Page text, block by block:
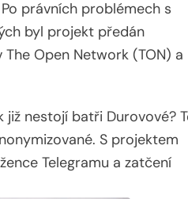
právních problémech s
byl projekt předán
Open Network (TON) a
nestojí batři Durovové?
S projektem
Telegramu a zatčení